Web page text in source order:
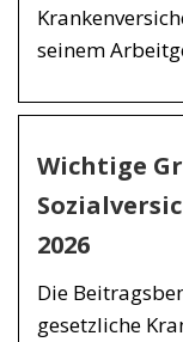
seinem
Wichtige
2026
Die
gesetzliche